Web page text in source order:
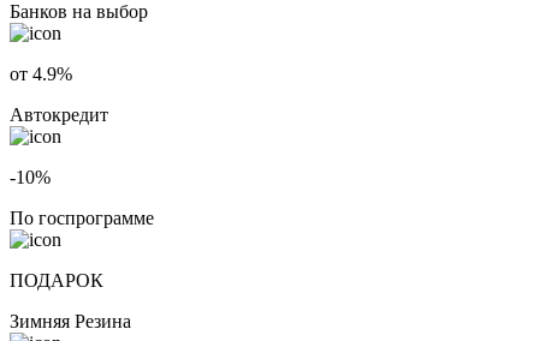
Банков на выбор
от 4.9%
Автокредит
-10%
По госпрограмме
ПОДАРОК
Зимняя Резина